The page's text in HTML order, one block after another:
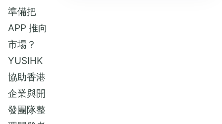
準備把
APP 推向
市場？
YUSIHK
協助香港
企業與開
發團隊整